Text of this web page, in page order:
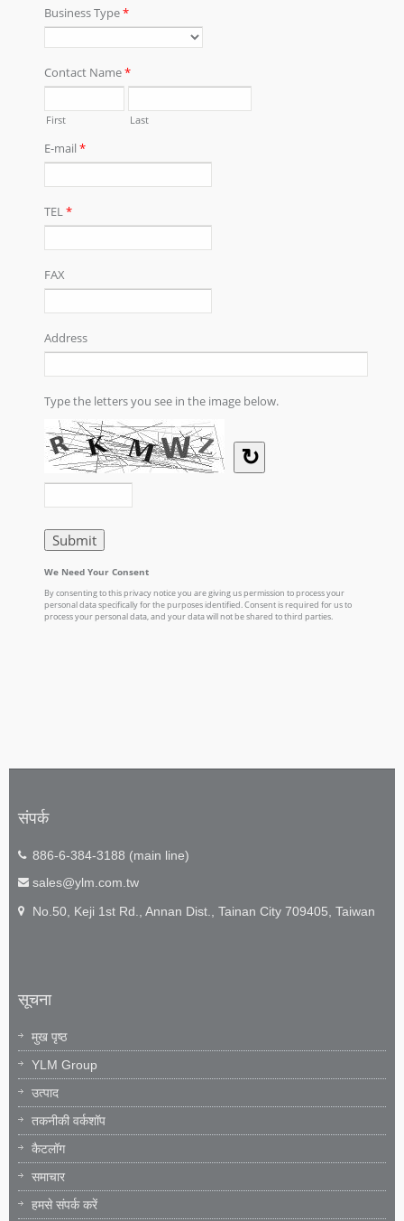
संपर्क
886-6-384-3188 (main line)
sales@ylm.com.tw
No.50, Keji 1st Rd., Annan Dist., Tainan City 709405, Taiwan
सूचना
मुख पृष्ठ
YLM Group
उत्पाद
तकनीकी वर्कशॉप
कैटलॉग
समाचार
हमसे संपर्क करें